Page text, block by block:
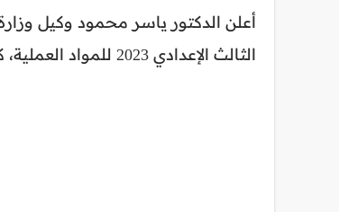
أعلن الدكتور ياسر محمود وكيل
الثالث الإعدادي 2023 للمواد العملية، كما موضح في الجدول التالي: